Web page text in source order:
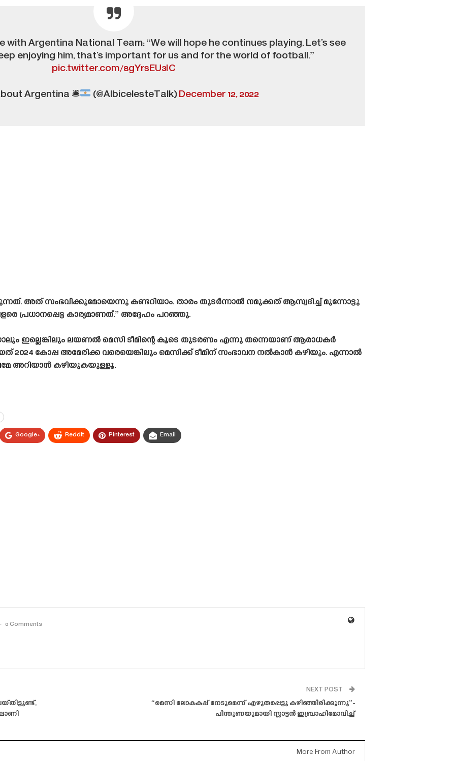
with Argentina National Team: “We will hope he continues playing. Let’s see
enjoying him, that’s important for us and for the world of football.”
pic.twitter.com/8gYrsEU3IC
Argentina 🛎 (@AlbicelesteTalk)December 12, 2022
അത് സംഭവിക്കുമോയെന്നു കണ്ടറിയാം. താരം തുടർന്നാൽ നമുക്കത് ആസ്വദിച്ച് മുന്നോട്ടു
കാര്യമാണത്.” അദ്ദേഹം പറഞ്ഞു.
ഇല്ലെങ്കിലും ലയണൽ മെസി ടീമിന്റെ കൂടെ തുടരണം എന്നു തന്നെയാണ് ആരാധകർ
കോപ്പ അമേരിക്ക വരെയെങ്കിലും മെസിക്ക് ടീമിന് സംഭാവന നൽകാൻ കഴിയും. എന്നാൽ
അറിയാൻ കഴിയുകയുള്ളൂ.
Google+ ReddIt Pinterest Email
0 Comments
NEXT POST
“മെസി ലോകകപ്പ് നേടുമെന്ന് എഴുതപ്പെട്ടു കഴിഞ്ഞിരിക്കുന്നു”-
പിന്തുണയുമായി സ്ലാട്ടൻ ഇബ്രാഹിമോവിച്ച്
More From Author